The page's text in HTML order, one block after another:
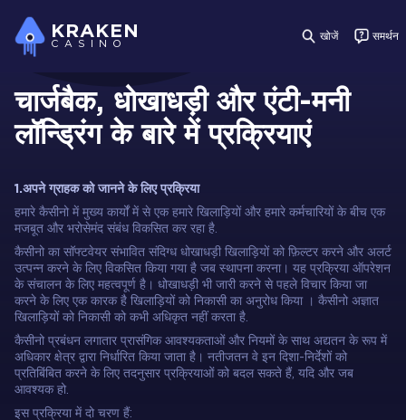
KRAKEN
CASINO
खोजें समर्थन
चार्जबैक, धोखाधड़ी और एंटी-मनी
लॉन्ड्रिंग के बारे में प्रक्रियाएं
1.अपने ग्राहक को जानने के लिए प्रक्रिया
हमारे कैसीनो में मुख्य कार्यों में से एक हमारे खिलाड़ियों और हमारे कर्मचारियों के बीच एक
मजबूत और भरोसेमंद संबंध विकसित कर रहा है.
कैसीनो का सॉफ्टवेयर संभावित संदिग्ध धोखाधड़ी खिलाड़ियों को फ़िल्टर करने और अलर्ट
उत्पन्न करने के लिए विकसित किया गया है जब स्थापना करना। यह प्रक्रिया ऑपरेशन
के संचालन के लिए महत्वपूर्ण है। धोखाधड़ी भी जारी करने से पहले विचार किया जा
करने के लिए एक कारक है खिलाड़ियों को निकासी का अनुरोध किया । कैसीनो अज्ञात
खिलाड़ियों को निकासी को कभी अधिकृत नहीं करता है.
कैसीनो प्रबंधन लगातार प्रासंगिक आवश्यकताओं और नियमों के साथ अद्यतन के रूप में
अधिकार क्षेत्र द्वारा निर्धारित किया जाता है। नतीजतन वे इन दिशा-निर्देशों को
प्रतिबिंबित करने के लिए तदनुसार प्रक्रियाओं को बदल सकते हैं, यदि और जब
आवश्यक हो.
इस प्रक्रिया में दो चरण हैं: